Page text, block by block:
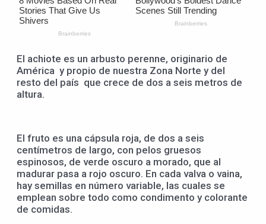
El achiote es un arbusto perenne, originario de
América y propio de nuestra Zona Norte y del
resto del país que crece de dos a seis metros de
altura.
El fruto es una cápsula roja, de dos a seis
centímetros de largo, con pelos gruesos
espinosos, de verde oscuro a morado, que al
madurar pasa a rojo oscuro. En cada valva o vaina,
hay semillas en número variable, las cuales se
emplean sobre todo como condimento y colorante
de comidas.